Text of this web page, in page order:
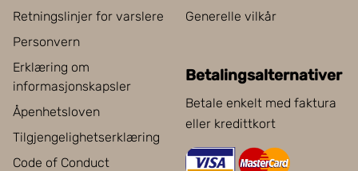
Retningslinjer for varslere
Personvern
Erklæring om
informasjonskapsler
Åpenhetsloven
Tilgjengelighetserklæring
Code of Conduct
Generelle vilkår
Betalingsalternativer
Betale enkelt med faktura
eller kredittkort